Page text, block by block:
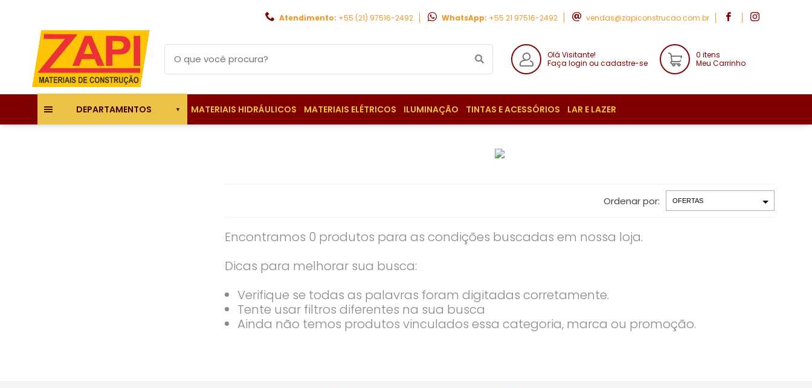
Atendimento: +55 (21) 97516-2492 WhatsApp: +55 21 97516-2492 vendas@zapiconstrucao.com.br
Olá Visitante!
Faça login ou cadastre-se
0 itens
Meu Carrinho
DEPARTAMENTOS MATERIAIS HIDRÁULICOS MATERIAIS ELÉTRICOS ILUMINAÇÃO TINTAS E ACESSÓRIOS LAR E LAZER
Ordenar por:
Encontramos 0 produtos para as condições buscadas em nossa loja.
Dicas para melhorar sua busca:
Verifique se todas as palavras foram digitadas corretamente.
Tente usar filtros diferentes na sua busca
Ainda não temos produtos vinculados essa categoria, marca ou promoção.